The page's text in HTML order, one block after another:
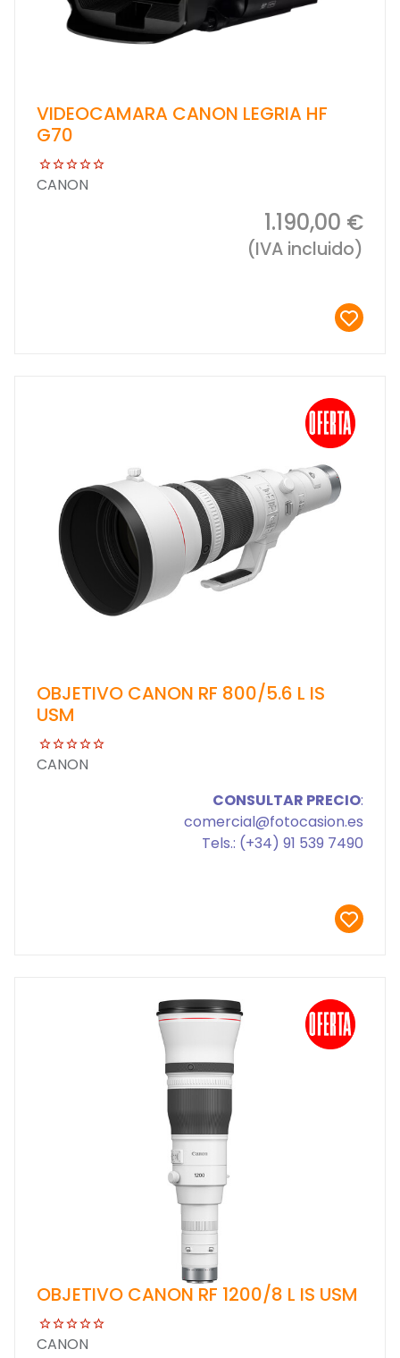
VIDEOCAMARA CANON LEGRIA HF
G70
CANON
1.190,00 €
(IVA incluido)
OBJETIVO CANON RF 800/5.6 L IS
USM
CANON
CONSULTAR PRECIO:
comercial@fotocasion.es
Tels.: (+34) 91 539 7490
OBJETIVO CANON RF 1200/8 L IS USM
CANON